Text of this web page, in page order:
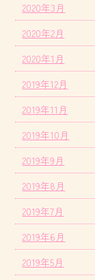
2020年3月
2020年2月
2020年1月
2019年12月
2019年11月
2019年10月
2019年9月
2019年8月
2019年7月
2019年6月
2019年5月